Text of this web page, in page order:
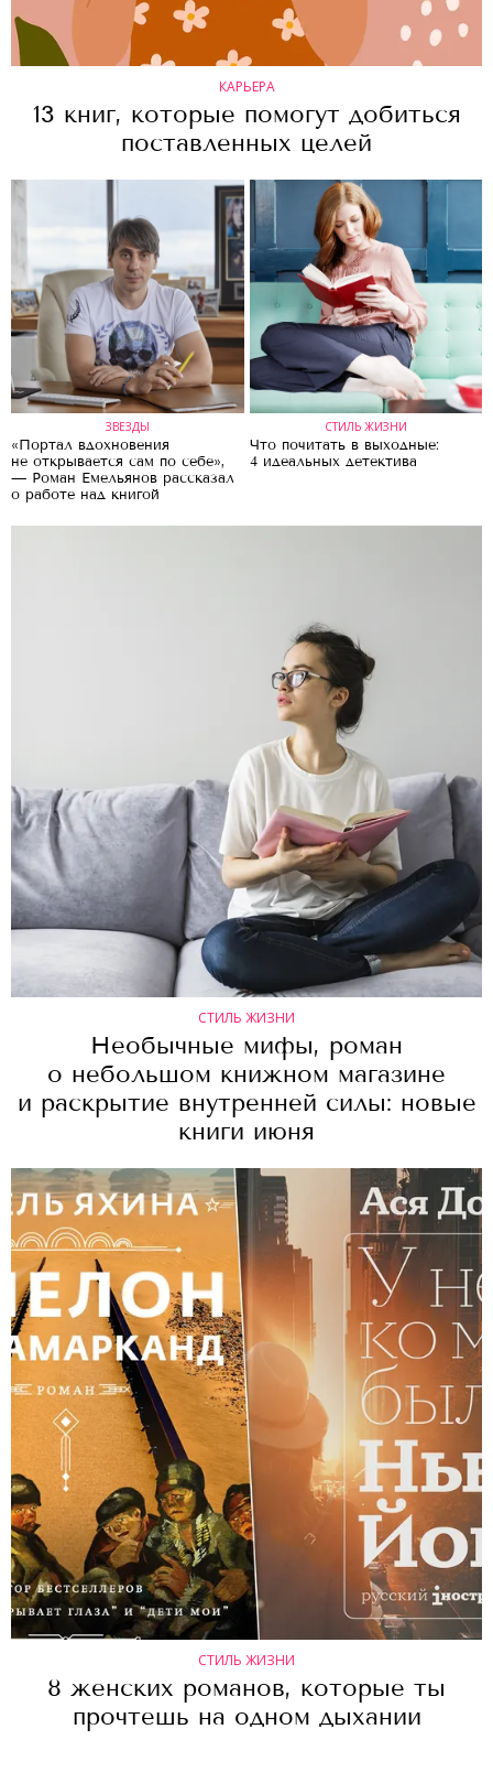
КАРЬЕРА
13 книг, которые помогут добиться
поставленных целей
ЗВЕЗДЫ
«Портал вдохновения
не открывается сам по себе»,
— Роман Емельянов рассказал
о работе над книгой
СТИЛЬ ЖИЗНИ
Что почитать в выходные:
4 идеальных детектива
СТИЛЬ ЖИЗНИ
Необычные мифы, роман
о небольшом книжном магазине
и раскрытие внутренней силы: новые
книги июня
СТИЛЬ ЖИЗНИ
8 женских романов, которые ты
прочтешь на одном дыхании